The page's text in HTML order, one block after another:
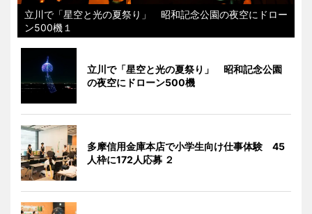
立川で「星空と光の夏祭り」 昭和記念公園の夜空にドロー
ン500機１
立川で「星空と光の夏祭り」 昭和記念公園
の夜空にドローン500機
多摩信用金庫本店で小学生向け仕事体験 45
人枠に172人応募 ２